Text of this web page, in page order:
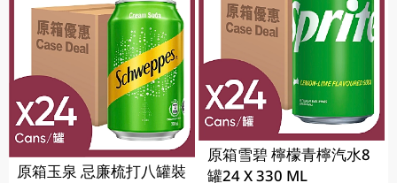
原箱玉泉 忌廉梳打八罐裝
原箱雪碧 檸檬青檸汽水8
罐24 X 330 ML